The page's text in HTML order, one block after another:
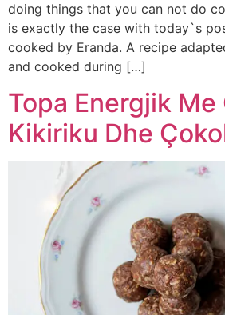
doing things that you can not do
is exactly the case with today`s
cooked by Eranda. A recipe
and cooked during […]
Topa Energjik Me
Kikiriku Dhe